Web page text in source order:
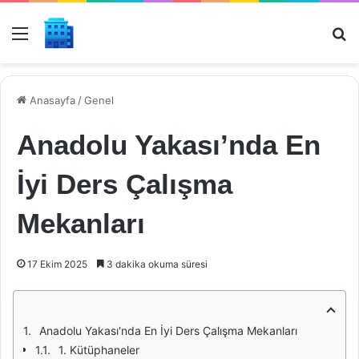
Menü
Anasayfa /Genel
Anadolu Yakası’nda En
İyi Ders Çalışma
Mekanları
17 Ekim 2025 3 dakika okuma süresi
Anadolu Yakası'nda En İyi Ders Çalışma Mekanları
1. Kütüphaneler